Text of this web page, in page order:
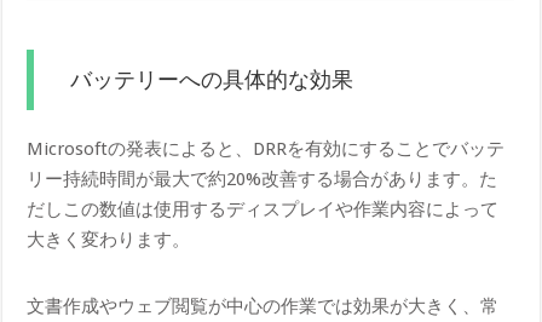
バッテリーへの具体的な効果
Microsoftの発表によると、DRRを有効にすることでバッテ
リー持続時間が最大で約20%改善する場合があります。た
だしこの数値は使用するディスプレイや作業内容によって
大きく変わります。
文書作成やウェブ閲覧が中心の作業では効果が大きく、常